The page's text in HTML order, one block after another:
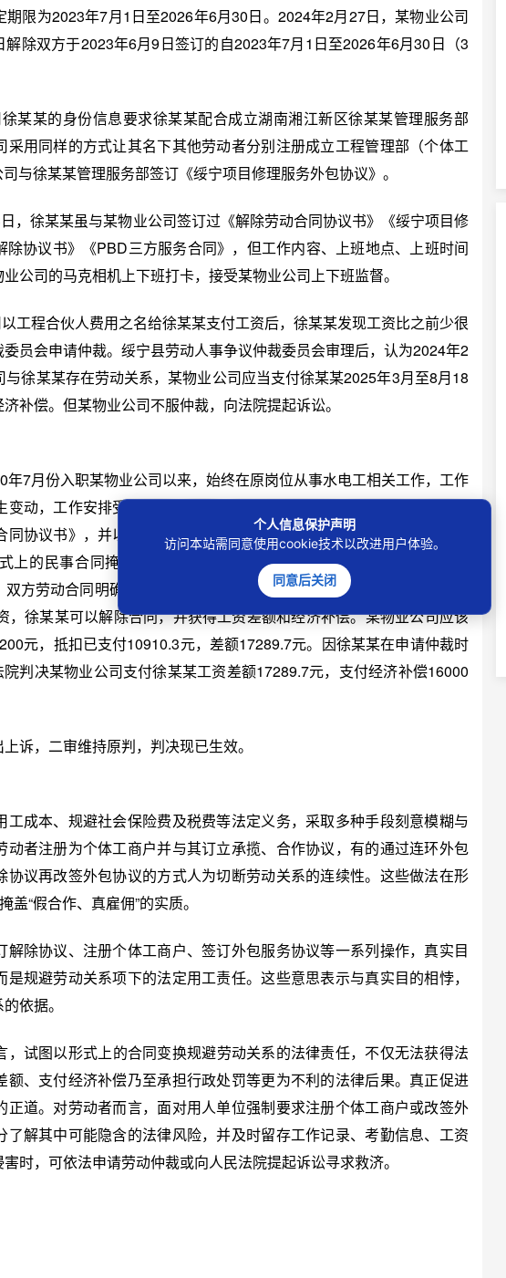
限为2023年7月1日至2026年6月30日。2024年2月27日，某物业公司
除双方于2023年6月9日签订的自2023年7月1日至2026年6月30日（3
某的身份信息要求徐某某配合成立湖南湘江新区徐某某管理服务部
采用同样的方式让其名下其他劳动者分别注册成立工程管理部（个体工
与徐某某管理服务部签订《绥宁项目修理服务外包协议》。
徐某某虽与某物业公司签订过《解除劳动合同协议书》《绥宁项目修
协议书》《PBD三方服务合同》，但工作内容、上班地点、上班时间
公司的马克相机上下班打卡，接受某物业公司上下班监督。
程合伙人费用之名给徐某某支付工资后，徐某某发现工资比之前少很
员会申请仲裁。绥宁县劳动人事争议仲裁委员会审理后，认为2024年2
徐某某存在劳动关系，某物业公司应当支付徐某某2025年3月至8月18
补偿。但某物业公司不服仲裁，向法院提起诉讼。
7月份入职某物业公司以来，始终在原岗位从事水电工相关工作，工作
动，工作安排受公司统一管理，双方具有明显的人身隶属性与管理从
协议书》，并以徐某某的名义注册个体工商户签订外包服务合同，但
上的民事合同掩盖规避劳动用工责任的目的，并非当事人真实意思表
方劳动合同明确约定徐某某的月工资标准为4700元，某物业公司2025
，徐某某可以解除合同，并获得工资差额和经济补偿。某物业公司应该
元，抵扣已支付10910.3元，差额17289.7元。因徐某某在申请仲裁时
判决某物业公司支付徐某某工资差额17289.7元，支付经济补偿16000
，二审维持原判，判决现已生效。
成本、规避社会保险费及税费等法定义务，采取多种手段刻意模糊与
者注册为个体工商户并与其订立承揽、合作协议，有的通过连环外包
议再改签外包协议的方式人为切断劳动关系的连续性。这些做法在形
“假合作、真雇佣”的实质。
除协议、注册个体工商户、签订外包服务协议等一系列操作，真实目
规避劳动关系项下的法定用工责任。这些意思表示与真实目的相悖，
依据。
，试图以形式上的合同变换规避劳动关系的法律责任，不仅无法获得法
、支付经济补偿乃至承担行政处罚等更为不利的法律后果。真正促进
道。对劳动者而言，面对用人单位强制要求注册个体工商户或改签外
解其中可能隐含的法律风险，并及时留存工作记录、考勤信息、工资
时，可依法申请劳动仲裁或向人民法院提起诉讼寻求救济。
个人信息保护声明
访问本站需同意使用cookie技术以改进用户体验。
同意后关闭